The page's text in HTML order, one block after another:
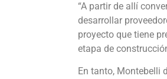
“A partir de allí
desarrollar
proyecto que tiene
etapa de
En tanto, Montebelli